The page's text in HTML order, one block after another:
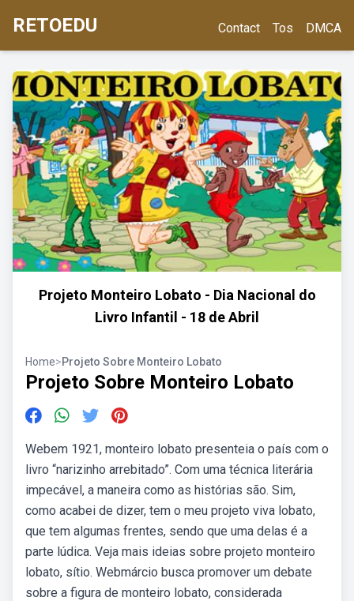
RETOEDU Contact Tos DMCA
Projeto Monteiro Lobato - Dia Nacional do
Livro Infantil - 18 de Abril
Home>Projeto Sobre Monteiro Lobato
Projeto Sobre Monteiro Lobato
Webem 1921, monteiro lobato presenteia o país com o
livro “narizinho arrebitado”. Com uma técnica literária
impecável, a maneira como as histórias são. Sim,
como acabei de dizer, tem o meu projeto viva lobato,
que tem algumas frentes, sendo que uma delas é a
parte lúdica. Veja mais ideias sobre projeto monteiro
lobato, sítio. Webmárcio busca promover um debate
sobre a figura de monteiro lobato, considerada